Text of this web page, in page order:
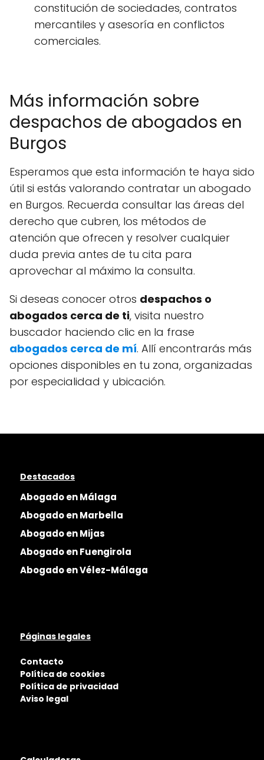
constitución de sociedades, contratos
mercantiles y asesoría en conflictos
comerciales.
Más información sobre
despachos de abogados en
Burgos
Esperamos que esta información te haya sido
útil si estás valorando contratar un abogado
en Burgos. Recuerda consultar las áreas del
derecho que cubren, los métodos de
atención que ofrecen y resolver cualquier
duda previa antes de tu cita para
aprovechar al máximo la consulta.
Si deseas conocer otros despachos o
abogados cerca de ti, visita nuestro
buscador haciendo clic en la frase
abogados cerca de mí. Allí encontrarás más
opciones disponibles en tu zona, organizadas
por especialidad y ubicación.
Destacados
Abogado en Málaga
Abogado en Marbella
Abogado en Mijas
Abogado en Fuengirola
Abogado en Vélez-Málaga
Páginas legales
Contacto
Política de cookies
Política de privacidad
Aviso legal